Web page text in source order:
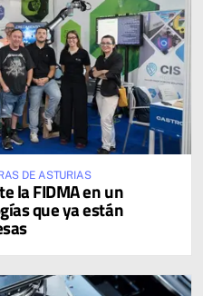
DE ASTURIAS
la FIDMA en un
que ya están